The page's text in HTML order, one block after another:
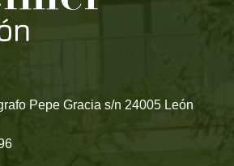
Pepe Gracia s/n 24005 León